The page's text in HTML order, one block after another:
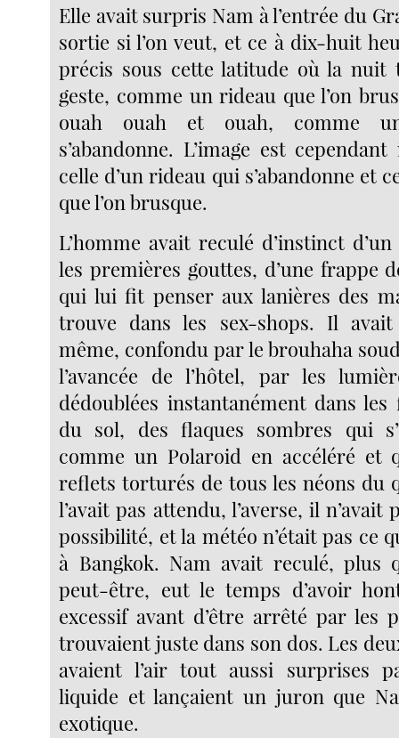
Elle avait surpris Nam à l’entrée du
sortie si l’on veut, et ce à dix-huit
précis sous cette latitude où la nuit
geste, comme un rideau que l’on
ouah ouah et ouah, comme
s’abandonne. L’image est
celle d’un rideau qui s’abandonne et
que l’on brusque.
L’homme avait reculé d’instinct
les premières gouttes, d’une frappe
qui lui fit penser aux lanières des
trouve dans les sex-shops. Il
même, confondu par le brouhaha
l’avancée de l’hôtel, par les
dédoublées instantanément dans les
du sol, des flaques sombres qui
comme un Polaroid en accéléré et
reflets torturés de tous les néons du
l’avait pas attendu, l’averse, il n’avait
possibilité, et la météo n’était pas ce
à Bangkok. Nam avait reculé, plus
peut-être, eut le temps d’avoir
excessif avant d’être arrêté par les
trouvaient juste dans son dos. Les
avaient l’air tout aussi surprises
liquide et lançaient un juron que
exotique.